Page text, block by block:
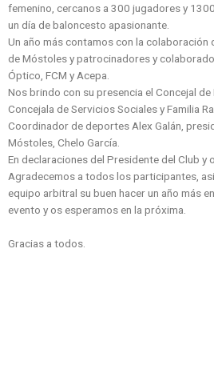
femenino, cercanos a 300 jugadores y
un día de baloncesto apasionante.
Un año más contamos con la colaboración
de Móstoles y patrocinadores y
Óptico, FCM y Acepa.
Nos brindo con su presencia el Concejal
Concejala de Servicios Sociales y Familia
Coordinador de deportes Alex Galán,
Móstoles, Chelo García.
En declaraciones del Presidente del Club y
Agradecemos a todos los participantes,
equipo arbitral su buen hacer un año más
evento y os esperamos en la próxima.
Gracias a todos.